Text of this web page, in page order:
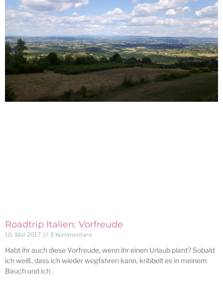
Roadtrip Italien: Vorfreude
10. Mai 2017 3 Kommentare
Habt ihr auch diese Vorfreude, wenn ihr einen Urlaub plant? Sobald
ich weiß, dass ich wieder wegfahren kann, kribbelt es in meinem
Bauch und ich